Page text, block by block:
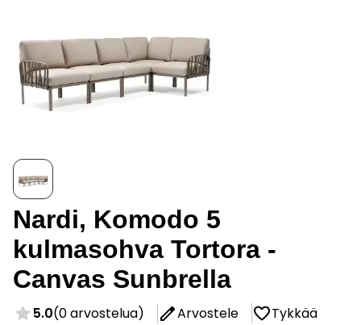
Nardi, Komodo 5
kulmasohva Tortora -
Canvas Sunbrella
5.0(0 arvostelua) Arvostele
Tykkää